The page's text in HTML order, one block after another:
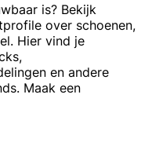
is? Bekijk
over schoenen,
Hier vind je
en andere
Maak een